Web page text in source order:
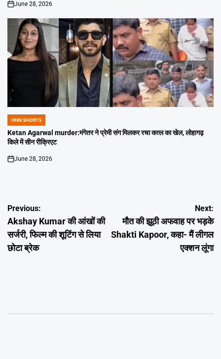
on
June 28, 2026
POSTED
IN
HNN SHORTS
Ketan Agarwal murder:मंगेतर ने प्रेमी संग मिलकर रचा कत्ल का खेल, लोहागढ़
किले में सीन रीक्रिएट
on
June 28, 2026
Post
navigation
Previous:
Akshay Kumar की आंखों की
सर्जरी, फिल्म की शूटिंग से लिया
छोटा ब्रेक
Next:
मौत की झूठी अफवाह पर भड़के
Shakti Kapoor, कहा- मैं लीगल
एक्शन लूंगा